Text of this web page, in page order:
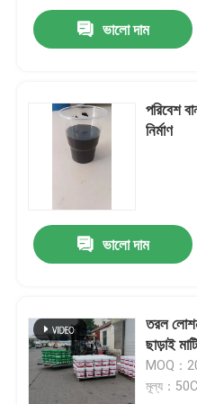
ভালো দাম
পরিবেশ
নির্মাণ
ভালো দাম
তরল লোশন
ছাড়াই
MOQ：
মূল্য：